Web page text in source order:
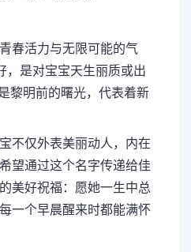
春活力与无限可能的气
，是对宝宝天生丽质或出
黎明前的曙光，代表着新
不仅外表美丽动人，内在
望通过这个名字传递给佳
美好祝福：愿她一生中总
一个早晨醒来时都能满怀